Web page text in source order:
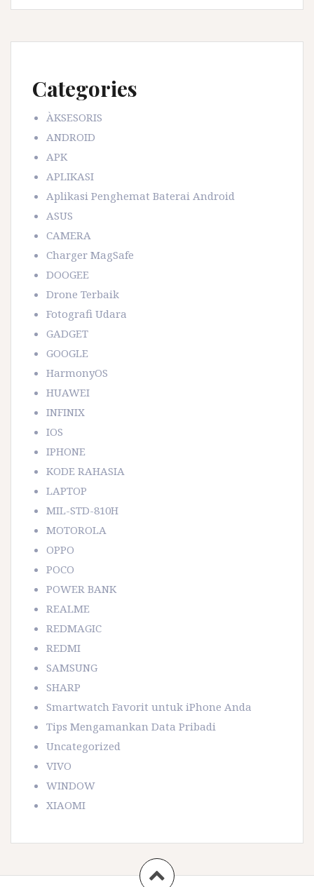
Categories
ÀKSESORIS
ANDROID
APK
APLIKASI
Aplikasi Penghemat Baterai Android
ASUS
CAMERA
Charger MagSafe
DOOGEE
Drone Terbaik
Fotografi Udara
GADGET
GOOGLE
HarmonyOS
HUAWEI
INFINIX
IOS
IPHONE
KODE RAHASIA
LAPTOP
MIL-STD-810H
MOTOROLA
OPPO
POCO
POWER BANK
REALME
REDMAGIC
REDMI
SAMSUNG
SHARP
Smartwatch Favorit untuk iPhone Anda
Tips Mengamankan Data Pribadi
Uncategorized
VIVO
WINDOW
XIAOMI